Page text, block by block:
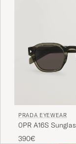
PRADA EYEWEAR
0PR A16S
Terra
390€